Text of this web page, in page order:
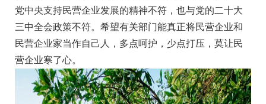
党中央支持民营企业发展的精神不符，也与党的二十大
三中全会政策不符。希望有关部门能真正将民营企业和
民营企业家当作自己人，多点呵护，少点打压，莫让民
营企业寒了心。